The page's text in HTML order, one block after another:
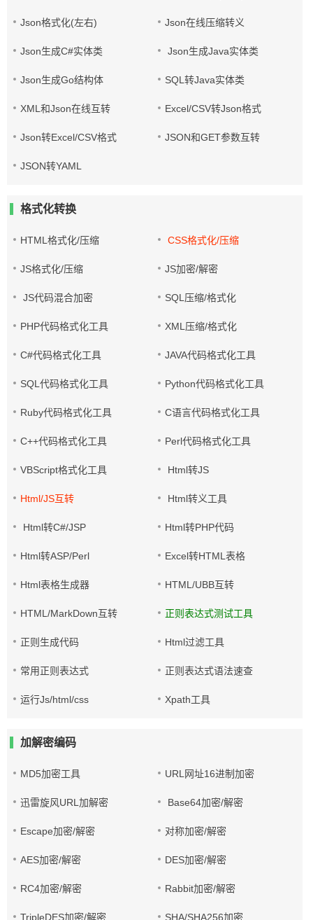
Json格式化(左右) Json在线压缩转义
Json生成C#实体类 Json生成Java实体类
Json生成Go结构体 SQL转Java实体类
XML和Json在线互转 Excel/CSV转Json格式
Json转Excel/CSV格式 JSON和GET参数互转
JSON转YAML
格式化转换
HTML格式化/压缩 CSS格式化/压缩
JS格式化/压缩 JS加密/解密
JS代码混合加密 SQL压缩/格式化
PHP代码格式化工具 XML压缩/格式化
C#代码格式化工具 JAVA代码格式化工具
SQL代码格式化工具 Python代码格式化工具
Ruby代码格式化工具 C语言代码格式化工具
C++代码格式化工具 Perl代码格式化工具
VBScript格式化工具 Html转JS
Html/JS互转 Html转义工具
Html转C#/JSP Html转PHP代码
Html转ASP/Perl Excel转HTML表格
Html表格生成器 HTML/UBB互转
HTML/MarkDown互转 正则表达式测试工具
正则生成代码 Html过滤工具
常用正则表达式 正则表达式语法速查
运行Js/html/css Xpath工具
加解密编码
MD5加密工具 URL网址16进制加密
迅雷旋风URL加解密 Base64加密/解密
Escape加密/解密 对称加密/解密
AES加密/解密 DES加密/解密
RC4加密/解密 Rabbit加密/解密
TripleDES加密/解密 SHA/SHA256加密